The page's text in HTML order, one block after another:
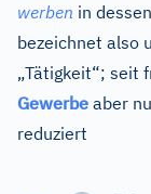
werben in
bezeichnet also
„Tätigkeit“; seit
Gewerbe aber
reduziert